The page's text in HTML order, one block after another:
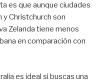
es que aunque ciudades
Christchurch son
Zelanda tiene menos
en comparación con
es ideal si buscas una